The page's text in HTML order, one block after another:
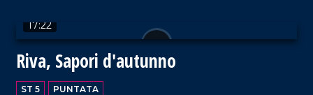
17:22
Riva, Sapori d'autunno
ST 5 PUNTATA